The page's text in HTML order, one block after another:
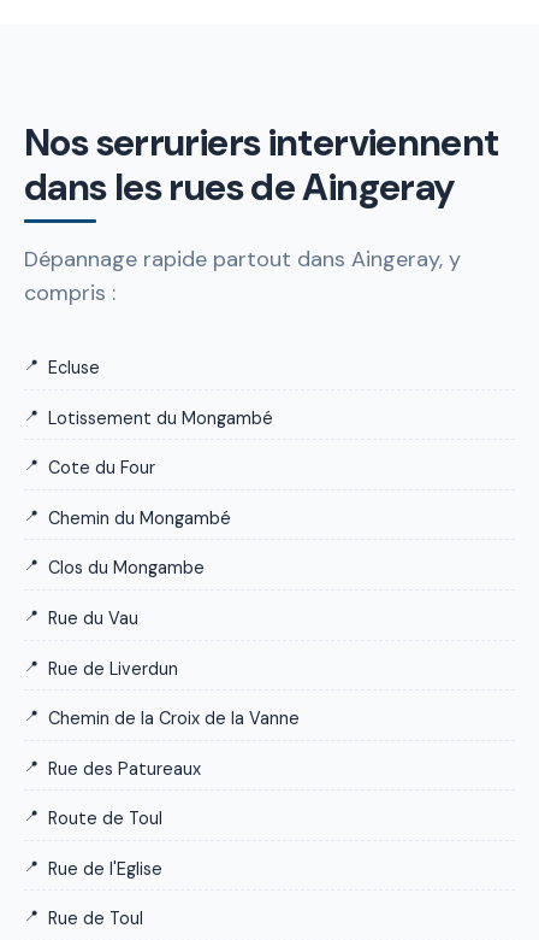
Nos serruriers interviennent
dans les rues de Aingeray
Dépannage rapide partout dans Aingeray, y
compris :
Ecluse
Lotissement du Mongambé
Cote du Four
Chemin du Mongambé
Clos du Mongambe
Rue du Vau
Rue de Liverdun
Chemin de la Croix de la Vanne
Rue des Patureaux
Route de Toul
Rue de l'Eglise
Rue de Toul